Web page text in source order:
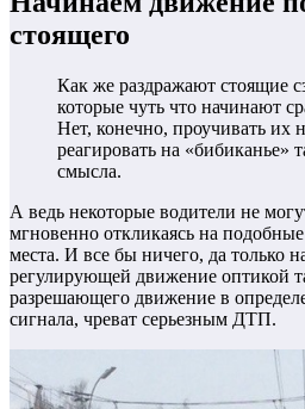
стоящего
Как же раздражают стоящие
которые чуть что начинают
Нет, конечно, проучивать их
реагировать на «бибиканье»
смысла.
А ведь некоторые водители не
мгновенно откликаясь на
места. И все бы ничего, да только
регулирующей движение оптикой
разрешающего движение в
сигнала, чреват серьезным ДТП.